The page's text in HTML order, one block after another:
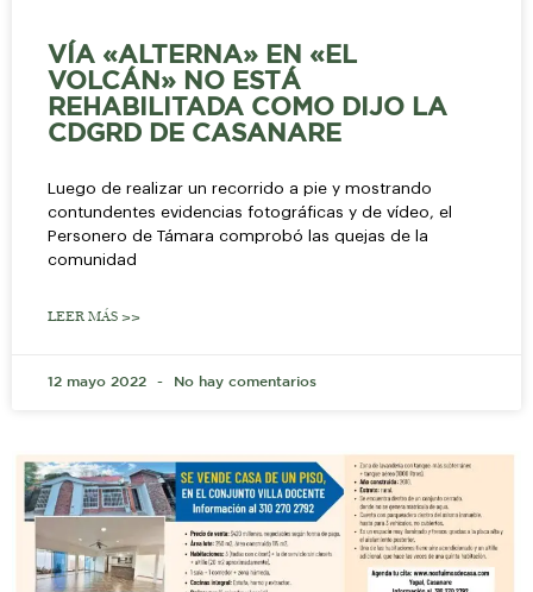
VÍA «ALTERNA» EN «EL
VOLCÁN» NO ESTÁ
REHABILITADA COMO DIJO LA
CDGRD DE CASANARE
Luego de realizar un recorrido a pie y mostrando
contundentes evidencias fotográficas y de vídeo, el
Personero de Támara comprobó las quejas de la
comunidad
LEER MÁS >>
12 mayo 2022 No hay comentarios